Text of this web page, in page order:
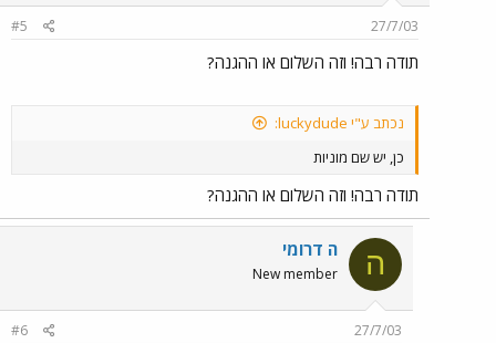
27/7/03
#5
תודה רבה! וזה השלום או ההגנה?
נכתב ע"י luckydude:
כן, יש שם מוניות
תודה רבה! וזה השלום או ההגנה?
ה ה דרומי
New member
27/7/03
#6